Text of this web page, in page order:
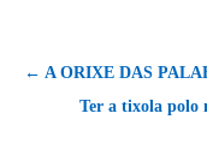
← A ORIXE DAS
Ter a tixola polo